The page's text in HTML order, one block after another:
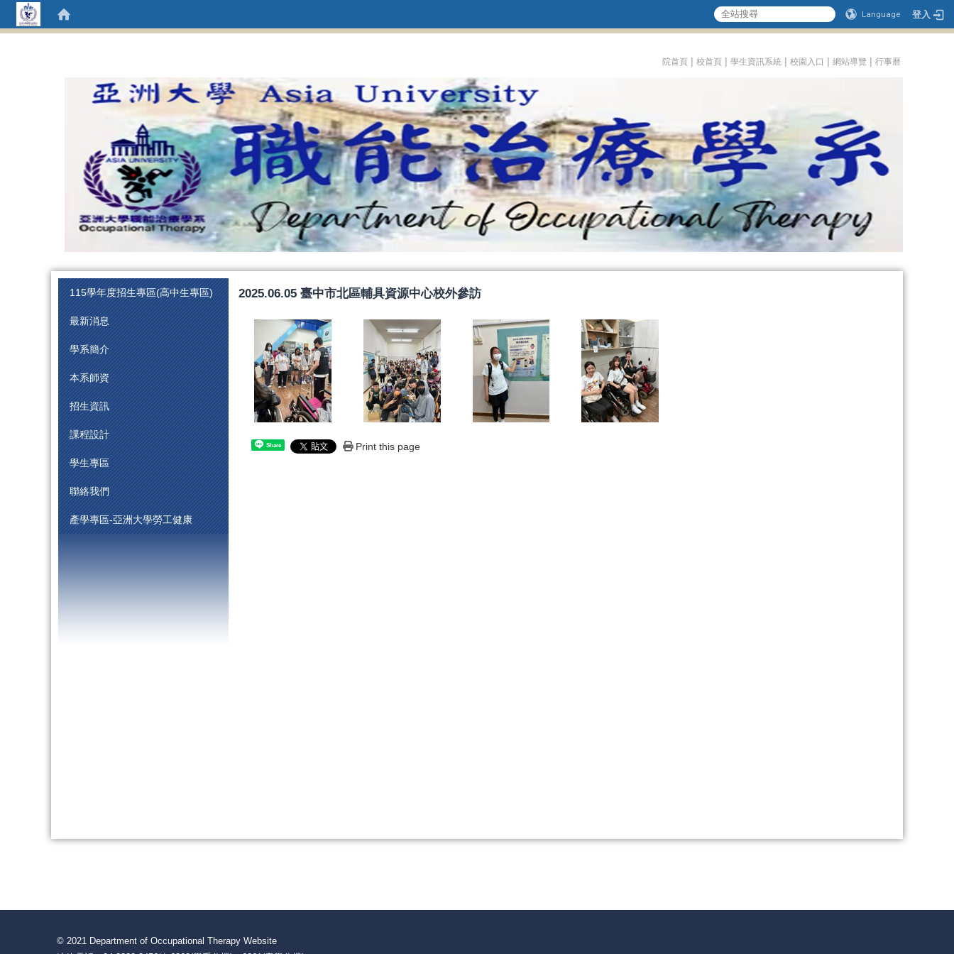
Language 登入
院首頁 | 校首頁 | 學生資訊系統 | 校園入口 | 網站導覽 | 行事曆
115學年度招生專區(高中生專區)
最新消息
學系簡介
本系師資
招生資訊
課程設計
學生專區
聯絡我們
產學專區-亞洲大學勞工健康
2025.06.05 臺中市北區輔具資源中心校外參訪
Share Print this page
© 2021 Department of Occupational Therapy Website